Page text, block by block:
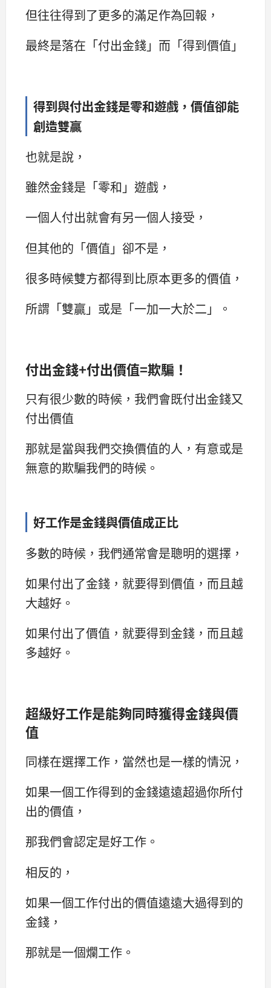
但往往得到了更多的滿足作為回報，
最終是落在「付出金錢」而「得到價值」
得到與付出金錢是零和遊戲，價值卻能
創造雙贏
也就是說，
雖然金錢是「零和」遊戲，
一個人付出就會有另一個人接受，
但其他的「價值」卻不是，
很多時候雙方都得到比原本更多的價值，
所謂「雙贏」或是「一加一大於二」。
付出金錢+付出價值=欺騙！
只有很少數的時候，我們會既付出金錢又
付出價值
那就是當與我們交換價值的人，有意或是
無意的欺騙我們的時候。
好工作是金錢與價值成正比
多數的時候，我們通常會是聰明的選擇，
如果付出了金錢，就要得到價值，而且越
大越好。
如果付出了價值，就要得到金錢，而且越
多越好。
超級好工作是能夠同時獲得金錢與價
值
同樣在選擇工作，當然也是一樣的情況，
如果一個工作得到的金錢遠遠超過你所付
出的價值，
那我們會認定是好工作。
相反的，
如果一個工作付出的價值遠遠大過得到的
金錢，
那就是一個爛工作。